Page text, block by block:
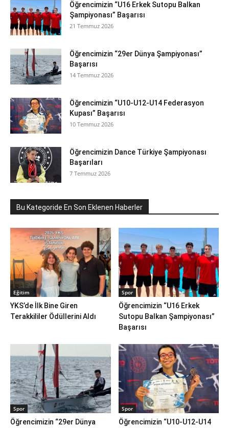
Öğrencimizin “U16 Erkek Sutopu Balkan
Şampiyonası” Başarısı
21 Temmuz 2026
Öğrencimizin “29er Dünya Şampiyonası”
Başarısı
14 Temmuz 2026
Öğrencimizin “U10-U12-U14 Federasyon
Kupası” Başarısı
10 Temmuz 2026
Öğrencimizin Dance Türkiye Şampiyonası
Başarıları
7 Temmuz 2026
Bu Kategoride En Son Eklenen Haberler
Eğitim
YKS’de İlk Bine Giren
Terakkililer Ödüllerini Aldı
Spor
Öğrencimizin “U16 Erkek
Sutopu Balkan Şampiyonası”
Başarısı
Spor
Öğrencimizin “29er Dünya
Spor
Öğrencimizin “U10-U12-U14